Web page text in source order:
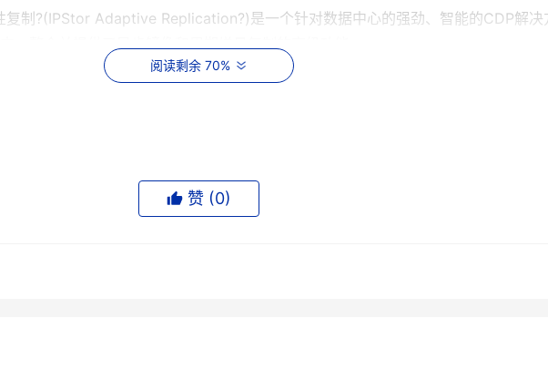
制?(IPStor Adaptive Replication?)是一个针对数据中心的强劲、智能的CDP解决
统的写命令进行持续的记录，从而使 IT 管理员能够智能的将数据恢复到任意的时间
阅读剩余 70%
赞 (0)